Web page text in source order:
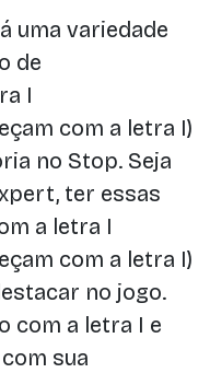
uma variedade
de
I
com a letra I)
no Stop. Seja
ter essas
a letra I
com a letra I)
no jogo.
com a letra I e
sua